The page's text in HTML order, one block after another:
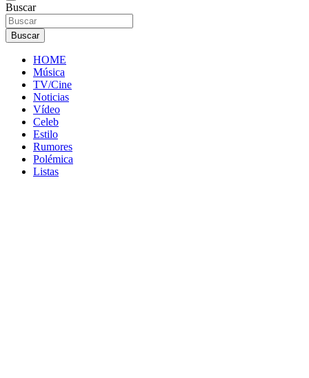
Buscar
Buscar
HOME
Música
TV/Cine
Noticias
Vídeo
Celeb
Estilo
Rumores
Polémica
Listas